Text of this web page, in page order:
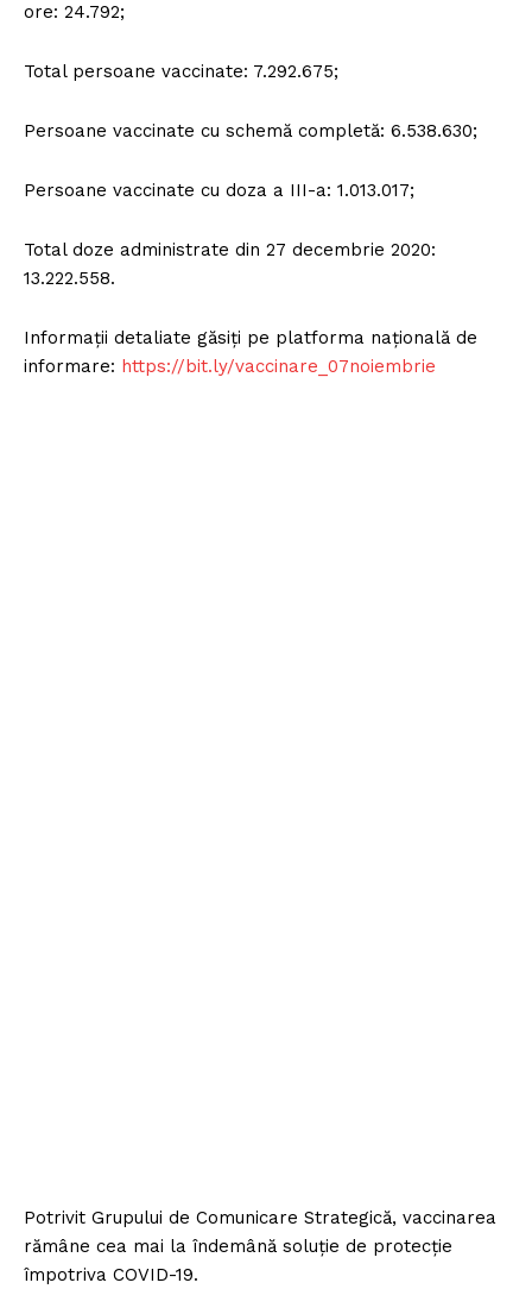
ore: 24.792;
Total persoane vaccinate: 7.292.675;
Persoane vaccinate cu schemă completă: 6.538.630;
Persoane vaccinate cu doza a III-a: 1.013.017;
Total doze administrate din 27 decembrie 2020:
13.222.558.
Informații detaliate găsiți pe platforma națională de
informare: https://bit.ly/vaccinare_07noiembrie
Potrivit Grupului de Comunicare Strategică, vaccinarea
rămâne cea mai la îndemână soluție de protecție
împotriva COVID-19.